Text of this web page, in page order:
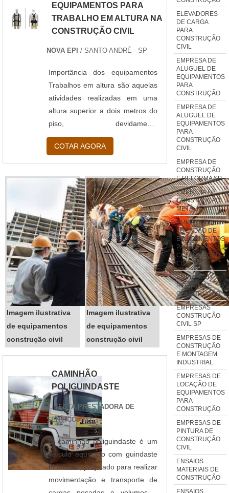
qualquer dúvida. Solicite agora
um orçamento dos
Equipamentos de construção de
estradas....
EQUIPAMENTOS PARA
TRABALHO EM ALTURA NA
CONSTRUÇÃO CIVIL
NOVA EPI / SANTO ANDRÉ - SP
Importância dos equipamentos
Trabalhos em altura são aquelas
atividades realizadas em uma
altura superior a dois metros do
piso, devidamente
regulamentada pela norma
NR35. Por conta dos riscos que
esses tipos de tarefas
apresentam, todos os
colaboradores que as realizam,
devem utilizar, além dos
equipamentos de proteção
individual comuns como luvas...
COTAR AGORA
Imagem ilustrativa
de equipamentos
construção civil
Imagem ilustrativa
de equipamentos
construção civil
CAMINHÃO
POLIGUINDASTE
J. TESTA PRESTADORA DE
SERVICO/ MT
O caminhão poliguindaste é um
veículo equipado com guindaste
hidráulico, projetado para realizar
movimentação e transporte de
ELEVADORES
DE CARGA
PARA
CONSTRUÇÃO
CIVIL
EMPRESA DE
ALUGUEL DE
EQUIPAMENTOS
PARA
CONSTRUÇÃO
EMPRESA DE
ALUGUEL DE
EQUIPAMENTOS
PARA
CONSTRUÇÃO
CIVIL
EMPRESA DE
CONSTRUÇÃO
E REFORMA SP
EMPRESA DE
CONSTRUÇÃO
METÁLICA
EMPRESA DE
LOCAÇÃO DE
EQUIPAMENTOS
PARA
CONSTRUÇÃO
CIVIL
EMPRESA DE
REFORMA E
CONSTRUÇÃO
EMPRESAS
CONSTRUÇÃO
CIVIL SP
EMPRESAS DE
CONSTRUÇÃO
E MONTAGEM
INDUSTRIAL
EMPRESAS DE
LOCAÇÃO DE
EQUIPAMENTOS
PARA
CONSTRUÇÃO
EMPRESAS DE
PINTURA DE
CONSTRUÇÃO
CIVIL
ENSAIOS
MATERIAIS DE
CONSTRUÇÃO
ENSAIOS